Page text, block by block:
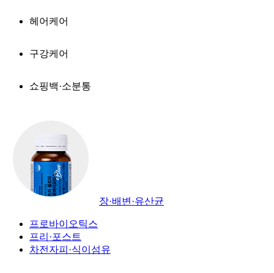
헤어케어
구강케어
쇼핑백·소분통
장·배변·유산균
프로바이오틱스
프리·포스트
차전자피·식이섬유